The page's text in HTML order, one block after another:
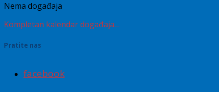
Nema događaja
Kompletan kalendar događaja…
Pratite nas
facebook